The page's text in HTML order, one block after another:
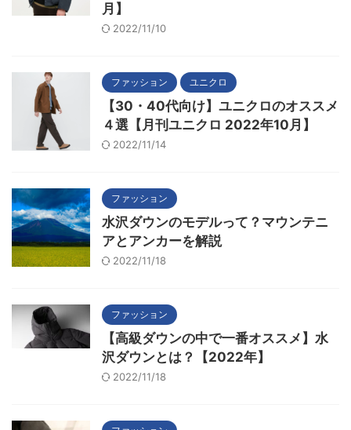
月】
2022/11/10
ファッション ユニクロ
【30・40代向け】ユニクロのオススメ
４選【月刊ユニクロ 2022年10月】
2022/11/14
ファッション
水沢ダウンのモデルって？マウンテニ
アとアンカーを解説
2022/11/18
ファッション
【高級ダウンの中で一番オススメ】水
沢ダウンとは？【2022年】
2022/11/18